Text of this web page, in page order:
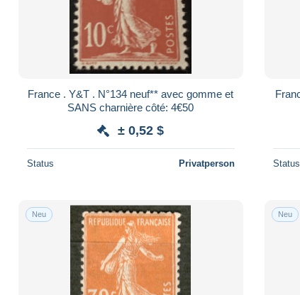
France . Y&T . N°134 neuf** avec gomme et
SANS charnière côté: 4€50
± 0,52 $
Status Privatperson Status
Neu Neu